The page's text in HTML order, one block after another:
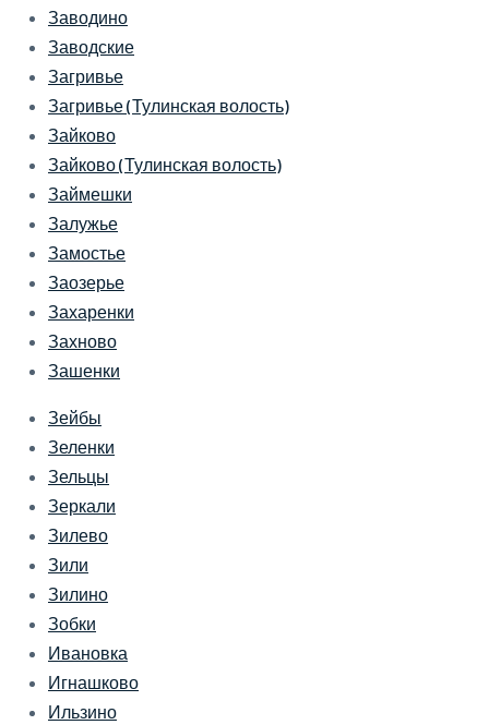
Заводино
Заводские
Загривье
Загривье (Тулинская волость)
Зайково
Зайково (Тулинская волость)
Займешки
Залужье
Замостье
Заозерье
Захаренки
Захново
Зашенки
Зейбы
Зеленки
Зельцы
Зеркали
Зилево
Зили
Зилино
Зобки
Ивановка
Игнашково
Ильзино